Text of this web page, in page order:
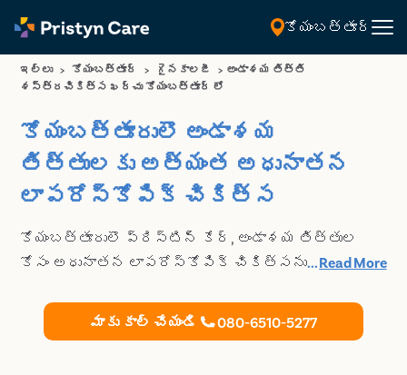
తెలుగు
కోయంబత్తూర్
ఇల్లు > కోయంబత్తూర్ > గైనకాలజీ > అండాశయ తిత్తి
శస్త్రచికిత్స ఖర్చు కోయంబత్తూర్ లో
కోయంబత్తూరులొ అండాశయ
తిత్తులకు అత్యంత అధునాతన
లాపరోస్కోపిక్ చికిత్స
కోయంబత్తూరులొ ప్రిస్టిన్ కేర్, అండాశయ తిత్తుల
కోసం అధునాతన లాపరోస్కోపిక్ చికిత్సను అందిస్తుంది.
తెలుసుకోవడానికి మమ్మల్ని సంప్రదించండి.
...Read More
మాకు కాల్ చేయండి 080-6510-5277